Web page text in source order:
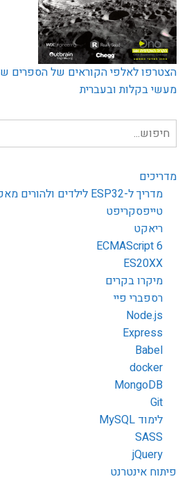
הצטרפו לאלפי הקוראים של הספרים
מעשי בקלות ובעברית
חיפוש
עבור:
מדריכים
מדריך ל-ESP32 לילדים ולהורים מאפס
טייפסקריפט
ריאקט
ECMAScript 6
ES20XX
מיקרו בקרים
רספברי פיי
Node.js
Express
Babel
docker
MongoDB
Git
לימוד MySQL
SASS
jQuery
פיתוח אינטרנט